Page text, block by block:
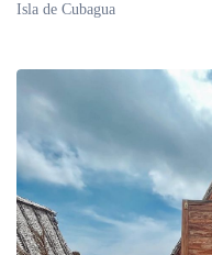
Isla de Cubagua